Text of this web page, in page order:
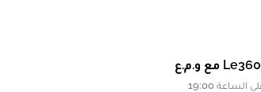
Le360 مع و.م.ع